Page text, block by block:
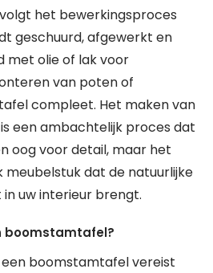
het bewerkingsproces
geschuurd, afgewerkt en
met olie of lak voor
van poten of
compleet. Het maken van
een ambachtelijk proces dat
oog voor detail, maar het
meubelstuk dat de natuurlijke
uw interieur brengt.
boomstamtafel?
boomstamtafel vereist